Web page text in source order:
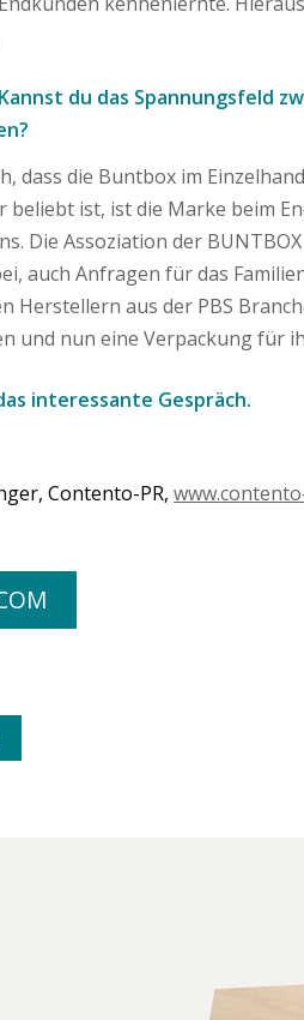
du das Spannungsfeld
dass die Buntbox im
beliebt ist, ist die Marke beim
Die Assoziation der
auch Anfragen für das
Herstellern aus der PBS
und nun eine Verpackung für
interessante Gespräch.
Contento-PR,